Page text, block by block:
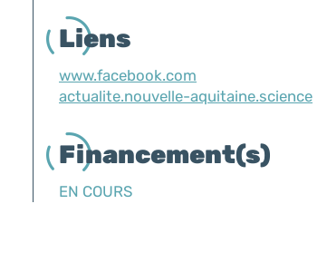
Liens
www.facebook.com
actualite.nouvelle-aquitaine.science
Financement(s)
EN COURS